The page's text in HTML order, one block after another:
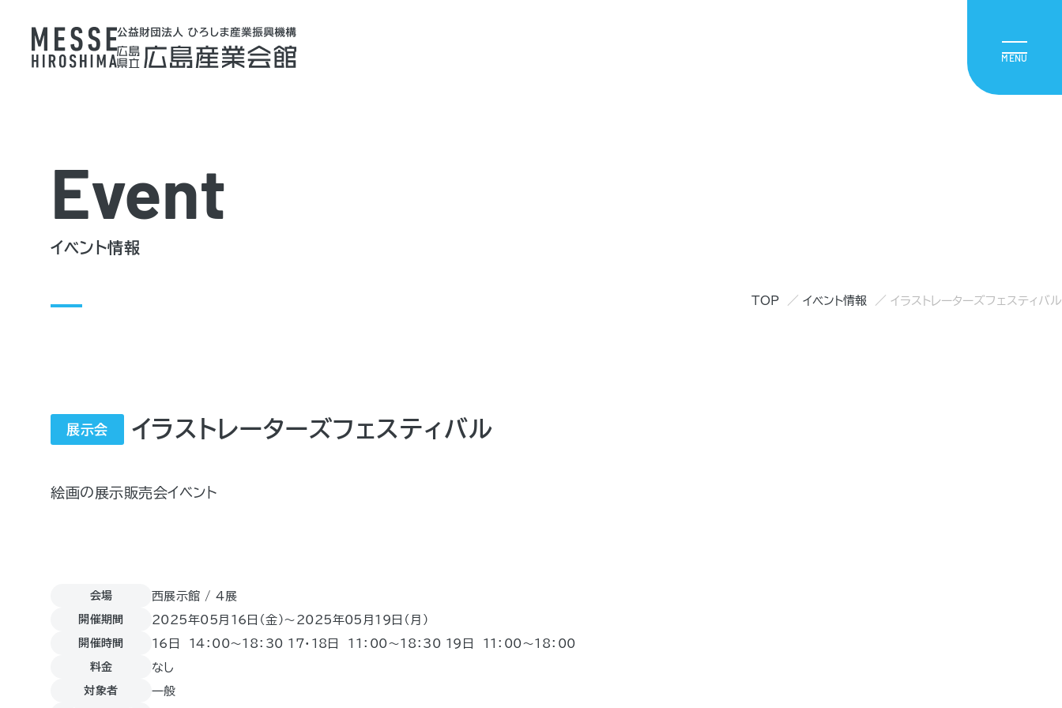
Event
イベント情報
TOP イベント情報 イラストレーターズフェスティバル
展示会 イラストレーターズフェスティバル
絵画の展示販売会イベント
会場 西展示館 / 4展
開催期間 2025年05月16日（金)〜2025年05月19日（月)
開催時間 16日 14：00～18：30 17・18日 11：00～18：30 19日 11：00～18：00
料金 なし
対象者 一般